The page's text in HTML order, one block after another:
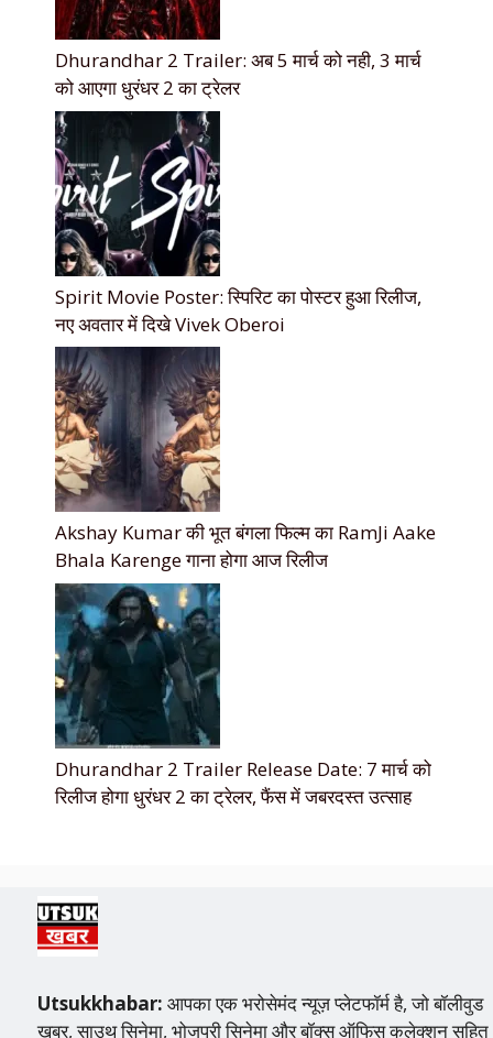
Dhurandhar 2 Trailer: अब 5 मार्च को नही, 3 मार्च
को आएगा धुरंधर 2 का ट्रेलर
Spirit Movie Poster: स्पिरिट का पोस्टर हुआ रिलीज,
नए अवतार में दिखे Vivek Oberoi
Akshay Kumar की भूत बंगला फिल्म का RamJi Aake
Bhala Karenge गाना होगा आज रिलीज
Dhurandhar 2 Trailer Release Date: 7 मार्च को
रिलीज होगा धुरंधर 2 का ट्रेलर, फैंस में जबरदस्त उत्साह
Utsukkhabar: आपका एक भरोसेमंद न्यूज़ प्लेटफॉर्म है, जो बॉलीवुड
खबर, साउथ सिनेमा, भोजपुरी सिनेमा और बॉक्स ऑफिस कलेक्शन सहित